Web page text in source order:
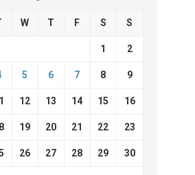
W T F S S
1 2
5 6 7 8 9
12 13 14 15 16
19 20 21 22 23
26 27 28 29 30